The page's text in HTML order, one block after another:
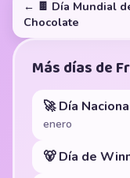
← 🍫 Día Mundial
Chocolate
Más días de
🚀 Día
enero
🐻 Día de